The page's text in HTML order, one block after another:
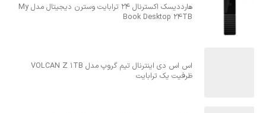
هارددیسک اکسترنال 24 ترابایت وسترن دیجیتال مدل My
Book Desktop 24TB
اس اس دی اینترنال تیم گروپ مدل VOLCAN Z 1TB
ظرفیت یک ترابایت